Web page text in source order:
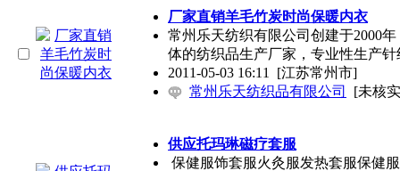
厂家直销羊毛竹炭时尚保暖内衣
常州乐天纺织有限公司创建于2000
体的纺织品生产厂家，专业性生产针
2011-05-03 16:11 [江苏常州市]
常州乐天纺织品有限公司
[未核
供应托玛琳磁疗套服
保健服饰套服火灸服发热套服保健